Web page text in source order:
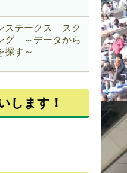
ステークス スク
グ ～データから
探す～
します！